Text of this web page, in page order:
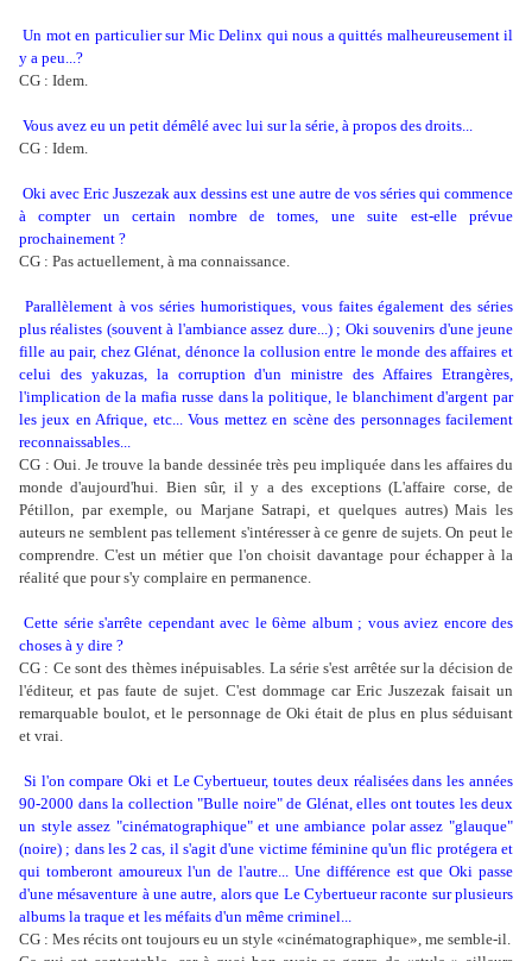
Un mot en particulier sur Mic Delinx qui nous a quittés malheureusement il
y a peu...?
CG : Idem.
Vous avez eu un petit démêlé avec lui sur la série, à propos des droits...
CG : Idem.
Oki avec Eric Juszezak aux dessins est une autre de vos séries qui commence
à compter un certain nombre de tomes, une suite est-elle prévue
prochainement ?
CG : Pas actuellement, à ma connaissance.
Parallèlement à vos séries humoristiques, vous faites également des séries
plus réalistes (souvent à l'ambiance assez dure...) ; Oki souvenirs d'une jeune
fille au pair, chez Glénat, dénonce la collusion entre le monde des affaires et
celui des yakuzas, la corruption d'un ministre des Affaires Etrangères,
l'implication de la mafia russe dans la politique, le blanchiment d'argent par
les jeux en Afrique, etc... Vous mettez en scène des personnages facilement
reconnaissables...
CG : Oui. Je trouve la bande dessinée très peu impliquée dans les affaires du
monde d'aujourd'hui. Bien sûr, il y a des exceptions (L'affaire corse, de
Pétillon, par exemple, ou Marjane Satrapi, et quelques autres) Mais les
auteurs ne semblent pas tellement s'intéresser à ce genre de sujets. On peut le
comprendre. C'est un métier que l'on choisit davantage pour échapper à la
réalité que pour s'y complaire en permanence.
Cette série s'arrête cependant avec le 6ème album ; vous aviez encore des
choses à y dire ?
CG : Ce sont des thèmes inépuisables. La série s'est arrêtée sur la décision de
l'éditeur, et pas faute de sujet. C'est dommage car Eric Juszezak faisait un
remarquable boulot, et le personnage de Oki était de plus en plus séduisant
et vrai.
Si l'on compare Oki et Le Cybertueur, toutes deux réalisées dans les années
90-2000 dans la collection "Bulle noire" de Glénat, elles ont toutes les deux
un style assez "cinématographique" et une ambiance polar assez "glauque"
(noire) ; dans les 2 cas, il s'agit d'une victime féminine qu'un flic protégera et
qui tomberont amoureux l'un de l'autre... Une différence est que Oki passe
d'une mésaventure à une autre, alors que Le Cybertueur raconte sur plusieurs
albums la traque et les méfaits d'un même criminel...
CG : Mes récits ont toujours eu un style «cinématographique», me semble-il.